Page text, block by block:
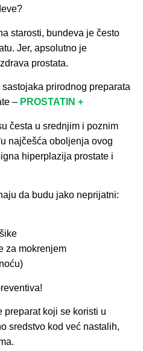
starosti, bundeva je često
Jer, apsolutno je
prostata.
prirodnog preparata
– PROSTATIN +
česta u srednjim i poznim
najčešća oboljenja ovog
hiperplazija prostate i
da budu jako neprijatni:
za mokrenjem
preparat koji se koristi u
sredstvo kod već nastalih,